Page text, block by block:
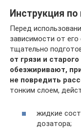
Инструкция
Перед
зависимости от
тщательно
от грязи и
обезжиривают,
не повредить
тонким слоем,
жидкие
дозатора;